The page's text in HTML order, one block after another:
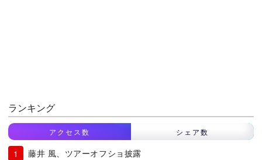
ランキング
アクセス数 シェア数
藤井 風、ツアーオフショ披露